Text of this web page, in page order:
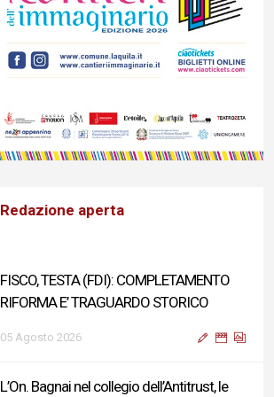
Redazione aperta
FISCO, TESTA (FDI): COMPLETAMENTO
RIFORMA E’ TRAGUARDO STORICO
05 Agosto 2026
L’On. Bagnai nel collegio dell’Antitrust, le